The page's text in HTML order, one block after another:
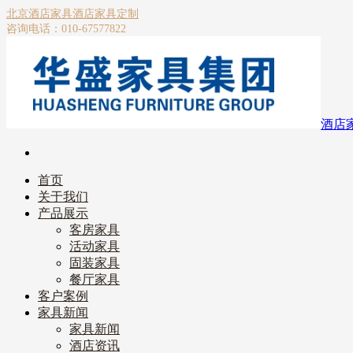
北京酒店家具酒店家具定制
咨询电话：010-67577822
酒店
首页
关于我们
产品展示
客房家具
活动家具
固装家具
餐厅家具
客户案例
家具新闻
家具新闻
酒店资讯